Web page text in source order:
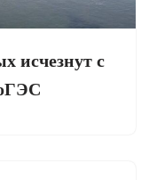
исчезнут с